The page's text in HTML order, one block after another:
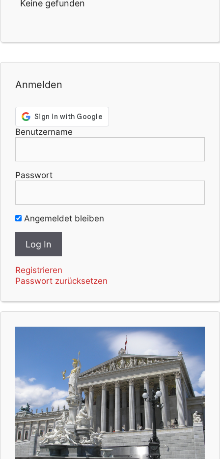
Keine gefunden
Anmelden
Benutzername
Passwort
Angemeldet bleiben
Registrieren
Passwort zurücksetzen